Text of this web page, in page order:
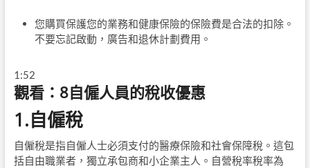
您購買保護您的業務和健康保險的保險費是合法的扣除。
不要忘記啟動，廣告和退休計劃費用。
1:52
觀看：8自僱人員的稅收優惠
1.自僱稅
自僱稅是指自僱人士必須支付的醫療保險和社會保障稅。這包
括自由職業者，獨立承包商和小企業主人。自營稅率稅率為